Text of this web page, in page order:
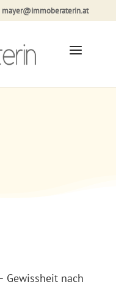
mayer@immoberaterin.at
Gewissheit nach